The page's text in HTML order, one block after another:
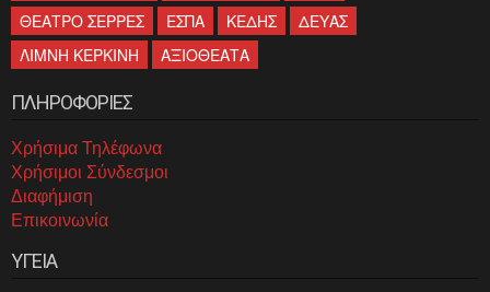
ΘΕΑΤΡΟ ΣΕΡΡΕΣ
ΕΣΠΑ ΚΕΔΗΣ
ΔΕΥΑΣ
ΛΙΜΝΗ ΚΕΡΚΙΝΗ
ΑΞΙΟΘΕΑΤΑ
ΠΛΗΡΟΦΟΡΙΕΣ
Χρήσιμα Τηλέφωνα
Χρήσιμοι Σύνδεσμοι
Διαφήμιση
Επικοινωνία
ΥΓΕΙΑ